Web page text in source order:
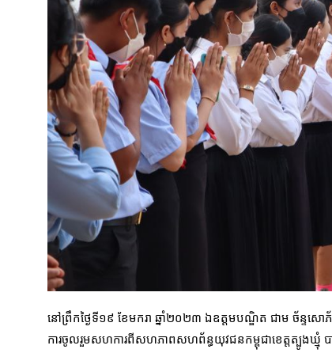
នៅព្រឹកថ្ងៃទី១៩ ខែមករា ឆ្នាំ២០២៣ ឯឧត្តមបណ្ឌិត​ ជាម ច័ន្ទ
ការចូលរួមសហការពីសហភាពសហព័ន្ធយុវជនកម្ពុជាខេត្តត្បូងឃ្មុំ